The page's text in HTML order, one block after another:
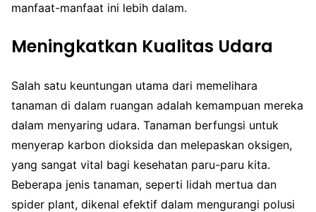
manfaat-manfaat ini lebih dalam.
Meningkatkan Kualitas Udara
Salah satu keuntungan utama dari memelihara
tanaman di dalam ruangan adalah kemampuan mereka
dalam menyaring udara. Tanaman berfungsi untuk
menyerap karbon dioksida dan melepaskan oksigen,
yang sangat vital bagi kesehatan paru-paru kita.
Beberapa jenis tanaman, seperti lidah mertua dan
spider plant, dikenal efektif dalam mengurangi polusi